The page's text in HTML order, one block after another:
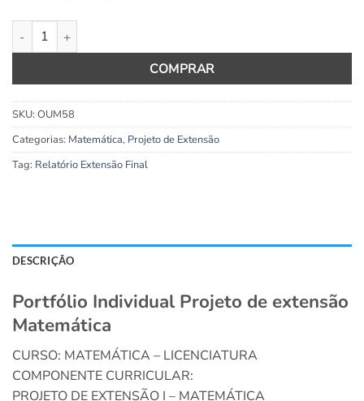
Portfólio Individual Projeto de extensão Matemática quantidade
COMPRAR
SKU: OUM58
Categorias: Matemática, Projeto de Extensão
Tag: Relatório Extensão Final
DESCRIÇÃO
Portfólio Individual Projeto de extensão
Matemática
CURSO: MATEMÁTICA – LICENCIATURA
COMPONENTE CURRICULAR:
PROJETO DE EXTENSÃO I – MATEMÁTICA